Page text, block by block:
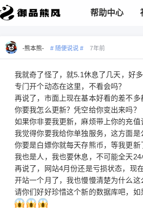
帮助中心
-熊本熊- # 随便说说 # 7年前
我就奇了怪了，就5.1休息了几天，好
专门开个动态在这里，不看会吗？
再说了，市面上现在基本好看的差不多
你要我怎么更新？凭空给你变出来吗？
如果你非要我更新，麻烦带上你的充
我觉得你要我给你单独服务，这方面是
你要是白嫖你就每天存熊币，等我更
我也是人，我也要休息，不可能全天24
再说了，网站4月份还是亏损状态，现
开站一个月了，我也慢慢清楚为什么
请你们好好珍惜这个新的数据库吧，